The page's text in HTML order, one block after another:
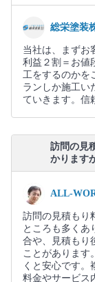
総栄塗装
当社は、まずお
利益２割＝お値
工をするのかを
ランしか施工い
ていきます。信
訪問の見
かります
ALL-
訪問の見積もり
ところも多くあ
合や、見積もり
ことがあります
くと安心です。
料金やサービス